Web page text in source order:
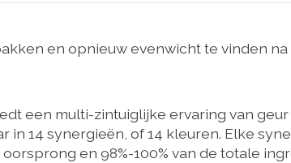
en opnieuw evenwicht te vinden
een multi-zintuiglijke ervaring van
in 14 synergieën, of 14 kleuren. Elke
en 98%-100% van de totale